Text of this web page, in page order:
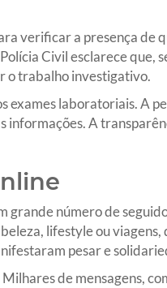
verificar a presença de
Civil esclarece que,
o trabalho investigativo.
exames laboratoriais. A
informações. A
grande número de
lifestyle ou viagens,
pesar e
de mensagens,